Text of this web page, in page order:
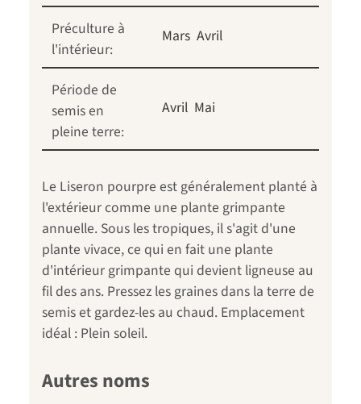
Préculture à
l'intérieur:
Mars Avril
Période de
semis en
pleine terre:
Avril Mai
Le Liseron pourpre est généralement planté à
l'extérieur comme une plante grimpante
annuelle. Sous les tropiques, il s'agit d'une
plante vivace, ce qui en fait une plante
d'intérieur grimpante qui devient ligneuse au
fil des ans. Pressez les graines dans la terre de
semis et gardez-les au chaud. Emplacement
idéal : Plein soleil.
Autres noms